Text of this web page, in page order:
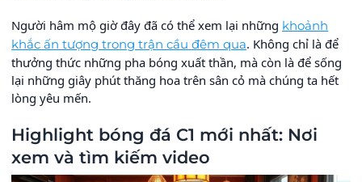
Người hâm mộ giờ đây đã có thể xem lại những khoảnh
khắc ấn tượng trong trận cầu đêm qua. Không chỉ là để
thưởng thức những pha bóng xuất thần, mà còn là để sống
lại những giây phút thăng hoa trên sân cỏ mà chúng ta hết
lòng yêu mến.
Highlight bóng đá C1 mới nhất: Nơi
xem và tìm kiếm video